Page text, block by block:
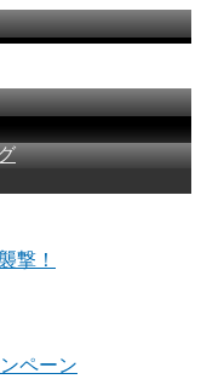
撃！
ペーン